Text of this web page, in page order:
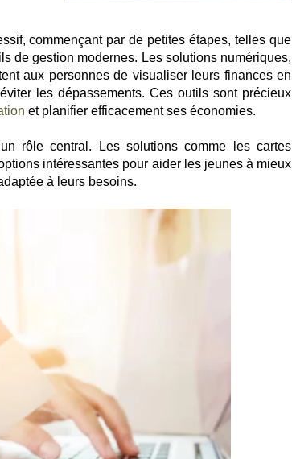
commençant par de petites étapes, telles que
de gestion modernes. Les solutions numériques,
aux personnes de visualiser leurs finances en
les dépassements. Ces outils sont précieux
et planifier efficacement ses économies.
rôle central. Les solutions comme les cartes
intéressantes pour aider les jeunes à mieux
à leurs besoins.